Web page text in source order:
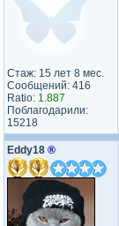
Стаж: 15 лет 8 мес.
Сообщений: 416
Ratio: 1.887
Поблагодарили:
15218
Eddy18 ®